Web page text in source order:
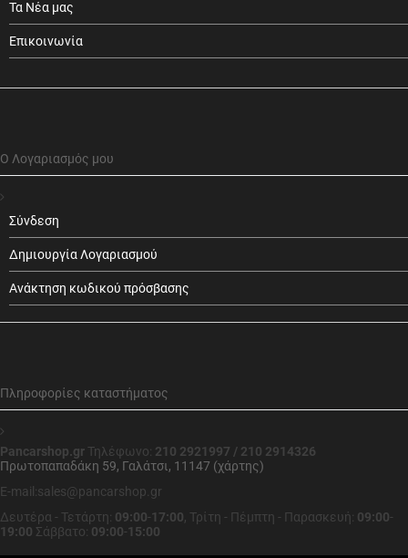
Τα Νέα μας
Επικοινωνία
Ο Λογαριασμός μου
Σύνδεση
Δημιουργία Λογαριασμού
Ανάκτηση κωδικού πρόσβασης
Πληροφορίες καταστήματος
Pancarshop.gr Τηλέφωνο: 210 2921997 / 210 2914326
Πρωτοπαπαδάκη 59, Γαλάτσι, 11147 (χάρτης)
E-mail:sales@pancarshop.gr
Δευτέρα - Τετάρτη: 09:00-17:00, Τρίτη - Πέμπτη - Παρασκευή: 09:00-
19:00 Σάββατο: 09:00-15:00